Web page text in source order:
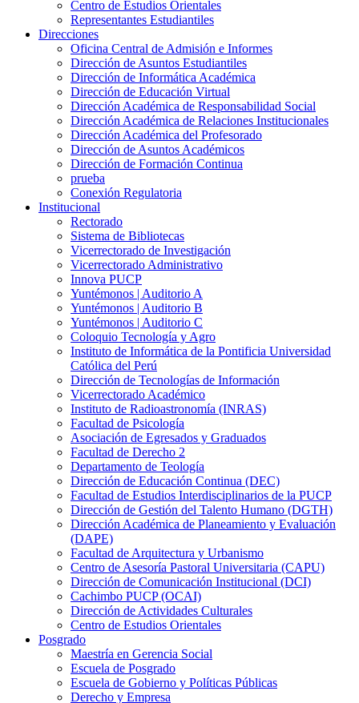
Centro de Estudios Orientales
Representantes Estudiantiles
Direcciones
Oficina Central de Admisión e Informes
Dirección de Asuntos Estudiantiles
Dirección de Informática Académica
Dirección de Educación Virtual
Dirección Académica de Responsabilidad Social
Dirección Académica de Relaciones Institucionales
Dirección Académica del Profesorado
Dirección de Asuntos Académicos
Dirección de Formación Continua
prueba
Conexión Regulatoria
Institucional
Rectorado
Sistema de Bibliotecas
Vicerrectorado de Investigación
Vicerrectorado Administrativo
Innova PUCP
Yuntémonos | Auditorio A
Yuntémonos | Auditorio B
Yuntémonos | Auditorio C
Coloquio Tecnología y Agro
Instituto de Informática de la Pontificia Universidad
Católica del Perú
Dirección de Tecnologías de Información
Vicerrectorado Académico
Instituto de Radioastronomía (INRAS)
Facultad de Psicología
Asociación de Egresados y Graduados
Facultad de Derecho 2
Departamento de Teología
Dirección de Educación Continua (DEC)
Facultad de Estudios Interdisciplinarios de la PUCP
Dirección de Gestión del Talento Humano (DGTH)
Dirección Académica de Planeamiento y Evaluación
(DAPE)
Facultad de Arquitectura y Urbanismo
Centro de Asesoría Pastoral Universitaria (CAPU)
Dirección de Comunicación Institucional (DCI)
Cachimbo PUCP (OCAI)
Dirección de Actividades Culturales
Centro de Estudios Orientales
Posgrado
Maestría en Gerencia Social
Escuela de Posgrado
Escuela de Gobierno y Políticas Públicas
Derecho y Empresa